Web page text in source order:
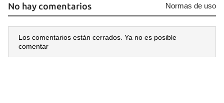
No hay comentarios Normas de uso
Los comentarios están cerrados. Ya no es posible
comentar